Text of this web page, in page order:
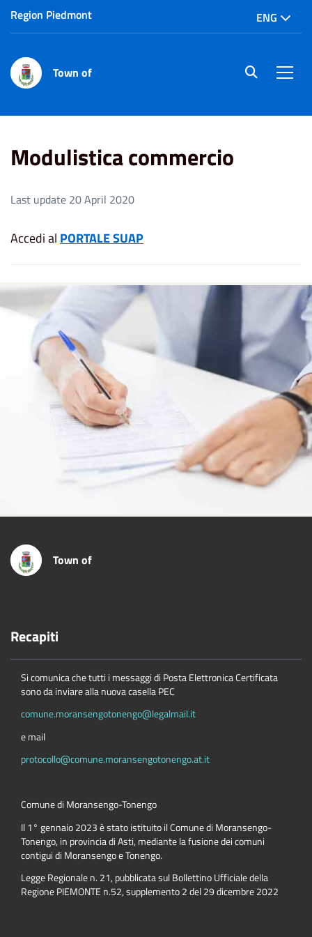
Region Piedmont ENG
Town of site.searc
Modulistica commercio
Last update 20 April 2020
Accedi al PORTALE SUAP
Town of
Recapiti
Si comunica che tutti i messaggi di Posta Elettronica Certificata
sono da inviare alla nuova casella PEC
comune.moransengotonengo@legalmail.it
e mail
protocollo@comune.moransengotonengo.at.it
Comune di Moransengo-Tonengo
Il 1° gennaio 2023 è stato istituito il Comune di Moransengo-
Tonengo, in provincia di Asti, mediante la fusione dei comuni
contigui di Moransengo e Tonengo.
Legge Regionale n. 21, pubblicata sul Bollettino Ufficiale della
Regione PIEMONTE n.52, supplemento 2 del 29 dicembre 2022